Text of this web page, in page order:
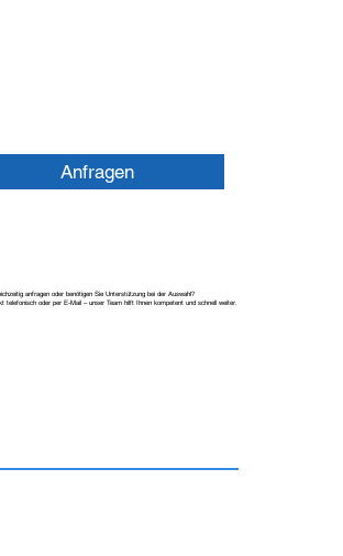
Anfragen
anfragen oder benötigen Sie Unterstützung bei der Auswahl?
telefonisch oder per E-Mail – unser Team hilft Ihnen kompetent und schnell weiter.